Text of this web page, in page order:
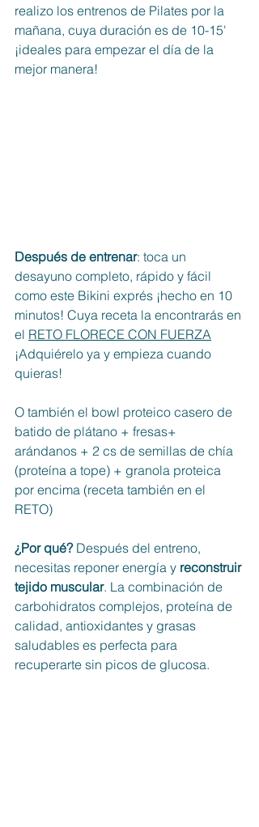
realizo los entrenos de Pilates por la
mañana, cuya duración es de 10-15'
¡ideales para empezar el día de la
mejor manera!
Después de entrenar: toca un
desayuno completo, rápido y fácil
como este Bikini exprés ¡hecho en 10
minutos! Cuya receta la encontrarás en
el RETO FLORECE CON FUERZA
¡Adquiérelo ya y empieza cuando
quieras!
O también el bowl proteico casero de
batido de plátano + fresas+
arándanos + 2 cs de semillas de chía
(proteína a tope) + granola proteica
por encima (receta también en el
RETO)
¿Por qué? Después del entreno,
necesitas reponer energía y reconstruir
tejido muscular. La combinación de
carbohidratos complejos, proteína de
calidad, antioxidantes y grasas
saludables es perfecta para
recuperarte sin picos de glucosa.